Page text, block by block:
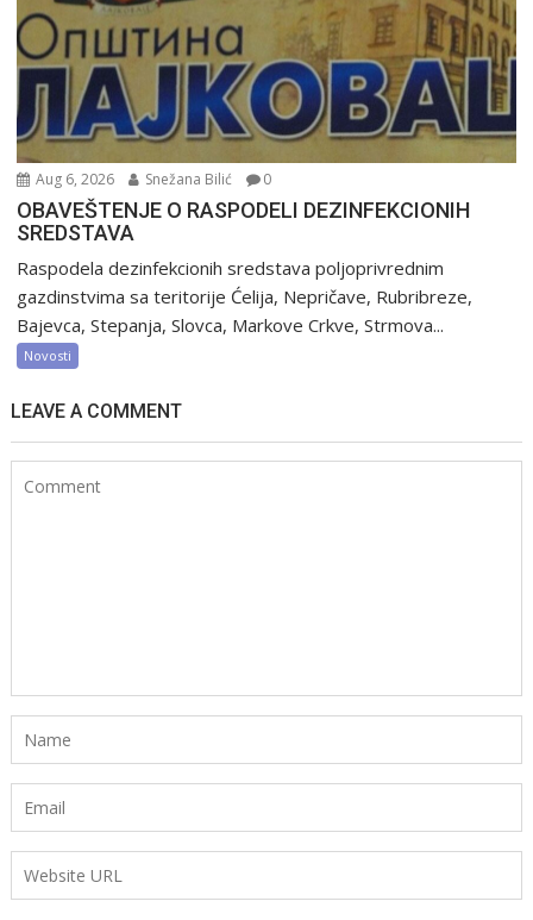
Aug 6, 2026 Snežana Bilić 0
OBAVEŠTENJE O RASPODELI DEZINFEKCIONIH
SREDSTAVA
Raspodela dezinfekcionih sredstava poljoprivrednim
gazdinstvima sa teritorije Ćelija, Nepričave, Rubribreze,
Bajevca, Stepanja, Slovca, Markove Crkve, Strmova...
Novosti
LEAVE A COMMENT